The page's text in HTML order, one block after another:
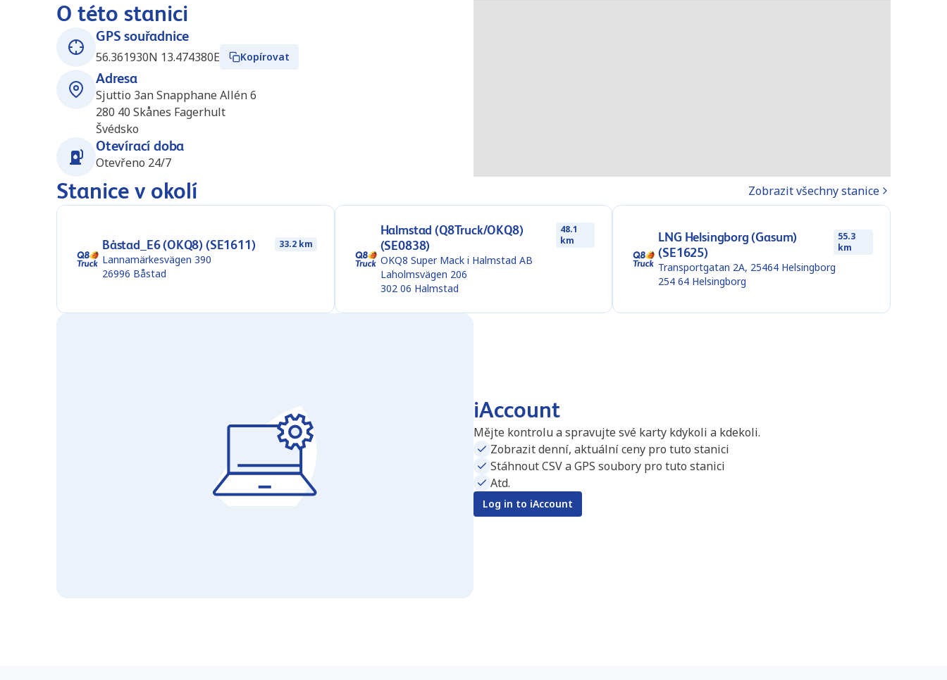
O této stanici
GPS souřadnice
56.361930N 13.474380E
Kopírovat
Adresa
Sjuttio 3an Snapphane Allén 6
280 40 Skånes Fagerhult
Švédsko
Otevírací doba
Otevřeno 24/7
Stanice v okolí Zobrazit všechny stanice
Båstad_E6 (OKQ8) (SE1611) 33.2 km
Lannamärkesvägen 390
26996 Båstad
Halmstad (Q8Truck/OKQ8)
(SE0838)
48.1
km
OKQ8 Super Mack i Halmstad AB
Laholmsvägen 206
302 06 Halmstad
LNG Helsingborg (Gasum)
(SE1625)
55.3
km
Transportgatan 2A, 25464 Helsingborg
254 64 Helsingborg
iAccount
Mějte kontrolu a spravujte své karty kdykoli a kdekoli.
Zobrazit denní, aktuální ceny pro tuto stanici
Stáhnout CSV a GPS soubory pro tuto stanici
Atd.
Log in to iAccount